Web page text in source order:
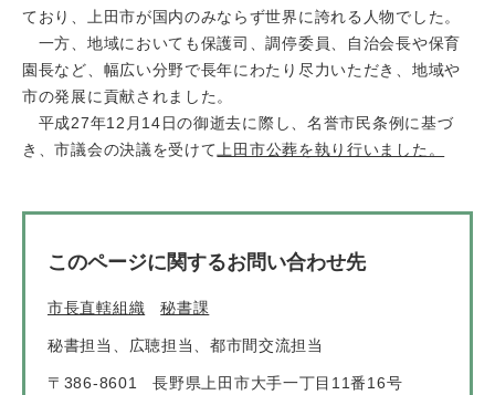
ており、上田市が国内のみならず世界に誇れる人物でした。
一方、地域においても保護司、調停委員、自治会長や保育
園長など、幅広い分野で長年にわたり尽力いただき、地域や
市の発展に貢献されました。
平成27年12月14日の御逝去に際し、名誉市民条例に基づ
き、市議会の決議を受けて 上田市公葬を執り行いました。
このページに関するお問い合わせ先
市長直轄組織 秘書課
秘書担当、広聴担当、都市間交流担当
〒386-8601
長野県上田市大手一丁目11番16号